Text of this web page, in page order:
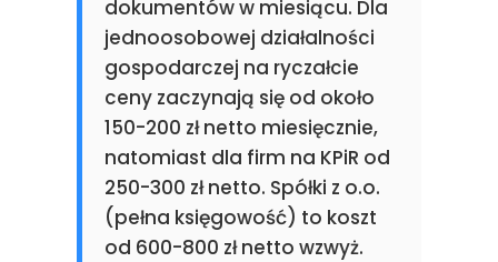
dokumentów w miesiącu. Dla
jednoosobowej działalności
gospodarczej na ryczałcie
ceny zaczynają się od około
150-200 zł netto miesięcznie,
natomiast dla firm na KPiR od
250-300 zł netto. Spółki z o.o.
(pełna księgowość) to koszt
od 600-800 zł netto wzwyż.